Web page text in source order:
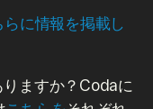
らに情報を掲載し
ますか？Codaに